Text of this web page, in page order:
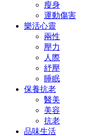
瘦身
運動傷害
樂活心靈
兩性
壓力
人際
紓壓
睡眠
保養抗老
醫美
美容
抗老
品味生活